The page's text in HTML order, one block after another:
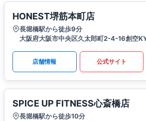
HONEST堺筋本町店
長堀橋駅から徒歩9分
大阪府大阪市中央区久太郎町2-4-16創空
店舗情報 公式サイト
SPICE UP FITNESS心斎橋店
長堀橋駅から徒歩10分